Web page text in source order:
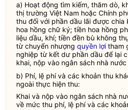
a) Hoạt động tìm kiếm, thăm dò,
thị trường Việt Nam hoặc Chính
thu đối với phần dầu lãi được
hoa hồng chữ ký; tiền hoa hồng
liệu dầu, khí; tiền đền bù không
từ chuyển nhượng quyền lợi tham
nghiệp từ kết dư phần dầu để lại
khai, nộp vào ngân sách nhà nước
b) Phí, lệ phí và các khoản thu
ngoài thực hiện thu:
Khai và nộp vào ngân sách nhà
về mức thu phí, lệ phí và các